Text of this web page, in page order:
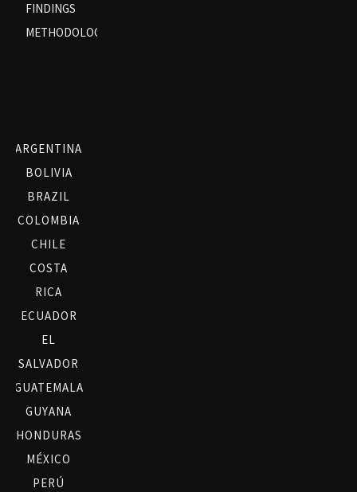
FINDINGS
METHODOLOGY
ARGENTINA
BOLIVIA
BRAZIL
COLOMBIA
CHILE
COSTA
RICA
ECUADOR
EL
SALVADOR
GUATEMALA
GUYANA
HONDURAS
MÉXICO
PERÚ